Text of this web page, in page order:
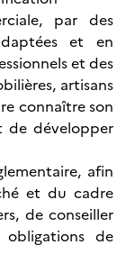
par des
et en
et des
artisans
connaître son
de développer
afin
et du cadre
de conseiller
de